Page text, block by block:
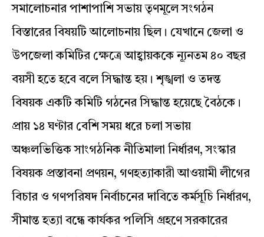
সমালোচনার পাশাপাশি সভায় তৃণমূলে সংগঠন
বিস্তারের বিষয়টি আলোচনায় ছিল। যেখানে জেলা ও
উপজেলা কমিটির ক্ষেত্রে আহ্বায়ককে ন্যূনতম ৪০ বছর
বয়সী হতে হবে বলে সিদ্ধান্ত হয়। শৃঙ্খলা ও তদন্ত
বিষয়ক একটি কমিটি গঠনের সিদ্ধান্ত হয়েছে বৈঠকে।
প্রায় ১৪ ঘণ্টার বেশি সময় ধরে চলা সভায়
অঞ্চলভিত্তিক সাংগঠনিক নীতিমালা নির্ধারণ, সংস্কার
বিষয়ক প্রস্তাবনা প্রণয়ন, গণহত্যাকারী আওয়ামী লীগের
বিচার ও গণপরিষদ নির্বাচনের দাবিতে কর্মসূচি নির্ধারণ,
সীমান্ত হত্যা বন্ধে কার্যকর পলিসি গ্রহণে সরকারের